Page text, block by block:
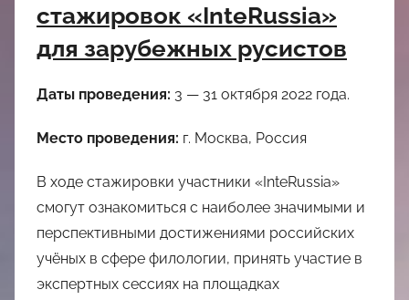
стажировок «InteRussia»
для зарубежных русистов
Даты проведения: 3 — 31 октября 2022 года.
Место проведения: г. Москва, Россия
В ходе стажировки участники «InteRussia»
смогут ознакомиться с наиболее значимыми и
перспективными достижениями российских
учёных в сфере филологии, принять участие в
экспертных сессиях на площадках